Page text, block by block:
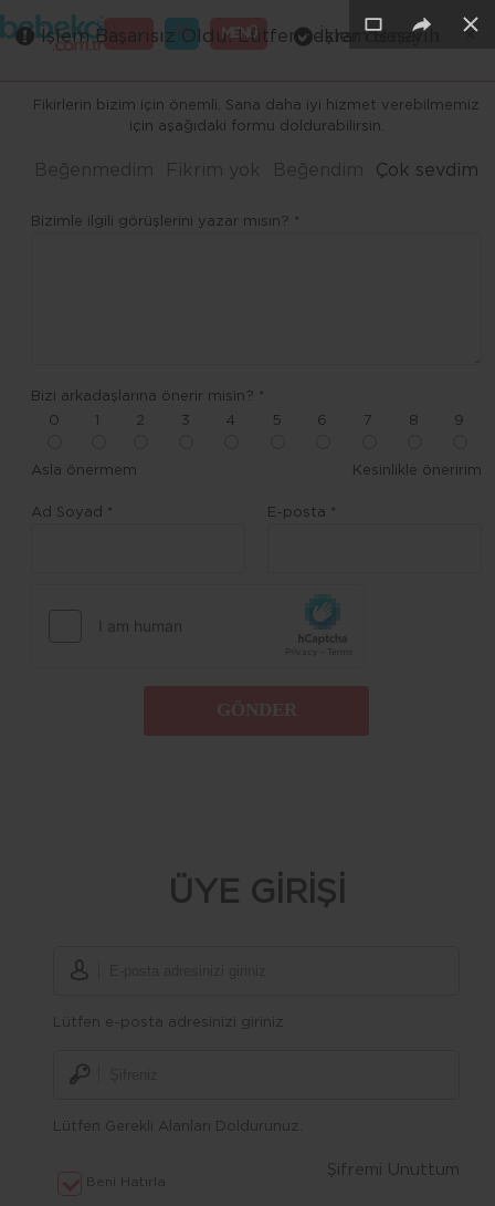
MENÜ
GİRİŞ
Fikirlerin bizim için önemli. Sana daha iyi hizmet verebilmemiz
için aşağıdaki formu doldurabilirsin.
Beğenmedim Fikrim yok Beğendim Çok sevdim
Bizimle ilgili görüşlerini yazar mısın? *
Bizi arkadaşlarına önerir misin? *
0
2 3 4 5 6 7 8 9
Asla önermem Kesinlikle öneririm
Ad Soyad * E-posta *
×
ÜYE GİRİŞİ
Lütfen e-posta adresinizi giriniz
Lütfen Gerekli Alanları Doldurunuz.
Beni Hatırla
Şifremi Unuttum
×
×
İşlem Başarılı ×
İşlem Başarısız Oldu. Lütfen tekrar deneyin ×